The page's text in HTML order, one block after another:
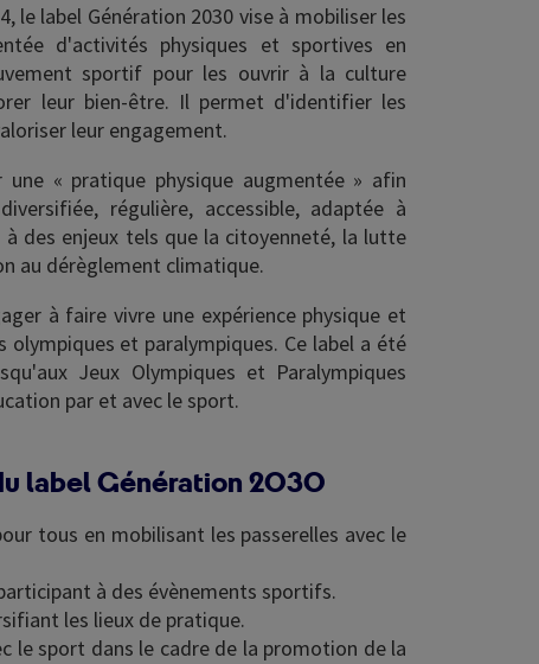
le label Génération 2030 vise à mobiliser les
d'activités physiques et sportives en
sportif pour les ouvrir à la culture
leur bien-être. Il permet d'identifier les
leur engagement.
« pratique physique augmentée » afin
régulière, accessible, adaptée à
des enjeux tels que la citoyenneté, la lutte
au dérèglement climatique.
à faire vivre une expérience physique et
et paralympiques. Ce label a été
Jeux Olympiques et Paralympiques
par et avec le sport.
label Génération 2030
tous en mobilisant les passerelles avec le
à des évènements sportifs.
les lieux de pratique.
le sport dans le cadre de la promotion de la